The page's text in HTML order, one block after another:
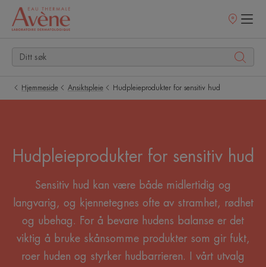
Utsalgssteder
Hjemmeside Ansiktspleie Hudpleieprodukter for sensitiv hud
Hudpleieprodukter for sensitiv hud
Sensitiv hud kan være både midlertidig og
langvarig, og kjennetegnes ofte av stramhet, rødhet
og ubehag. For å bevare hudens balanse er det
viktig å bruke skånsomme produkter som gir fukt,
roer huden og styrker hudbarrieren. I vårt utvalg